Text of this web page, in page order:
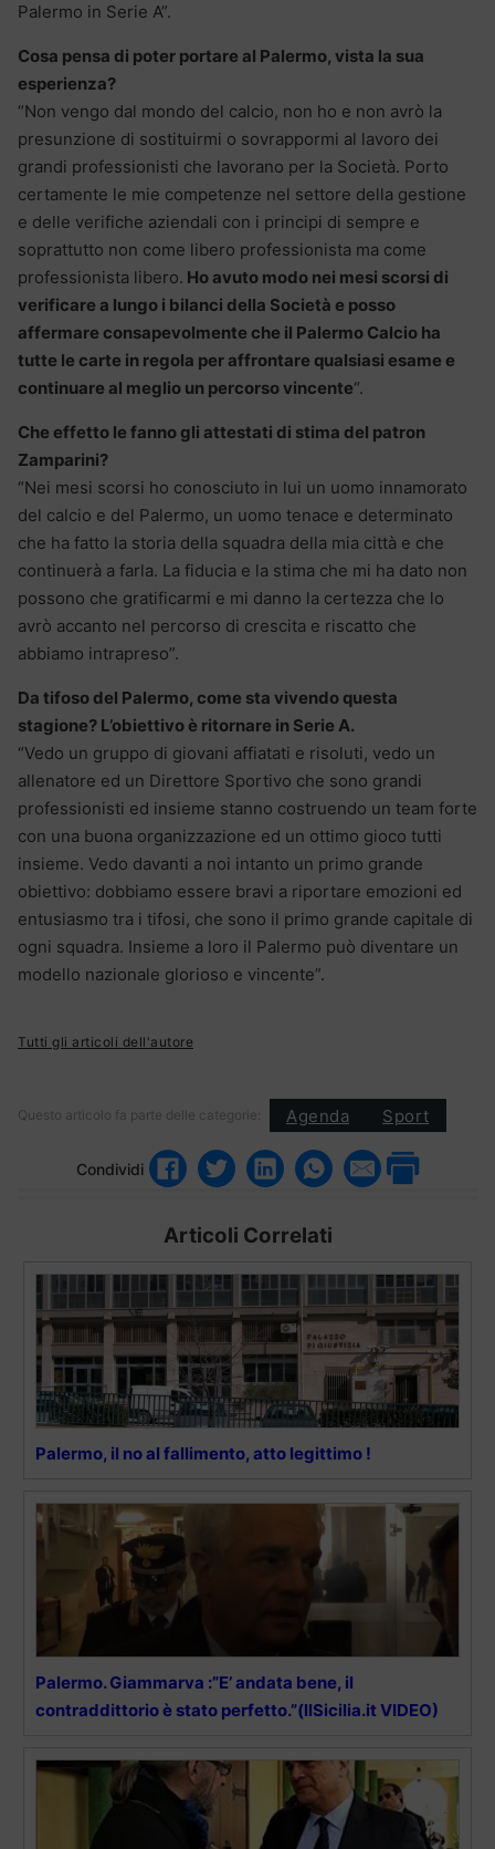
Palermo in Serie A”.
Cosa pensa di poter portare al Palermo, vista la sua
esperienza?
“Non vengo dal mondo del calcio, non ho e non avrò la
presunzione di sostituirmi o sovrappormi al lavoro dei
grandi professionisti che lavorano per la Società. Porto
certamente le mie competenze nel settore della gestione
e delle verifiche aziendali con i principi di sempre e
soprattutto non come libero professionista ma come
professionista libero. Ho avuto modo nei mesi scorsi di
verificare a lungo i bilanci della Società e posso
affermare consapevolmente che il Palermo Calcio ha
tutte le carte in regola per affrontare qualsiasi esame e
continuare al meglio un percorso vincente“.
Che effetto le fanno gli attestati di stima del patron
Zamparini?
“Nei mesi scorsi ho conosciuto in lui un uomo innamorato
del calcio e del Palermo, un uomo tenace e determinato
che ha fatto la storia della squadra della mia città e che
continuerà a farla. La fiducia e la stima che mi ha dato non
possono che gratificarmi e mi danno la certezza che lo
avrò accanto nel percorso di crescita e riscatto che
abbiamo intrapreso”.
Da tifoso del Palermo, come sta vivendo questa
stagione? L’obiettivo è ritornare in Serie A.
“Vedo un gruppo di giovani affiatati e risoluti, vedo un
allenatore ed un Direttore Sportivo che sono grandi
professionisti ed insieme stanno costruendo un team forte
con una buona organizzazione ed un ottimo gioco tutti
insieme. Vedo davanti a noi intanto un primo grande
obiettivo: dobbiamo essere bravi a riportare emozioni ed
entusiasmo tra i tifosi, che sono il primo grande capitale di
ogni squadra. Insieme a loro il Palermo può diventare un
modello nazionale glorioso e vincente”.
Tutti gli articoli dell'autore
Questo articolo fa parte delle categorie: Agenda Sport
Condividi
Articoli Correlati
Palermo, il no al fallimento, atto legittimo !
Palermo. Giammarva :”E’ andata bene, il
contraddittorio è stato perfetto.”(llSicilia.it VIDEO)